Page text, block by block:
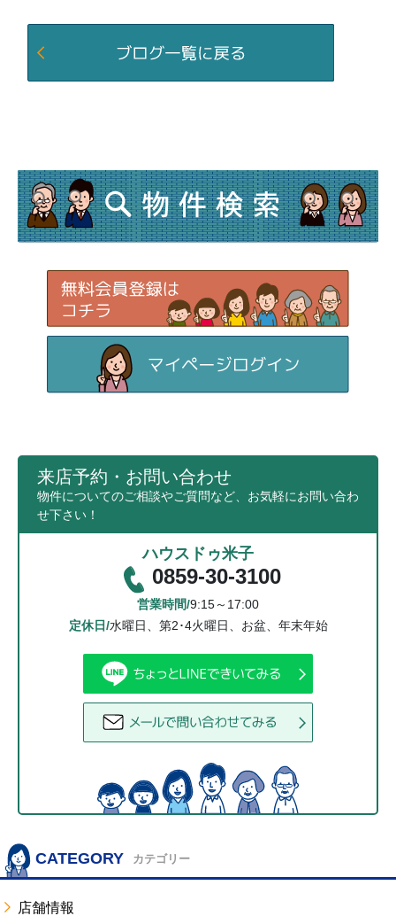
来店予約・お問い合わせ
物件についてのご相談やご質問など、お気軽にお問い合わ
せ下さい！
ハウスドゥ米子
0859-30-3100
営業時間/9:15～17:00
定休日/水曜日、第2･4火曜日、お盆、年末年始
CATEGORY カテゴリー
店舗情報